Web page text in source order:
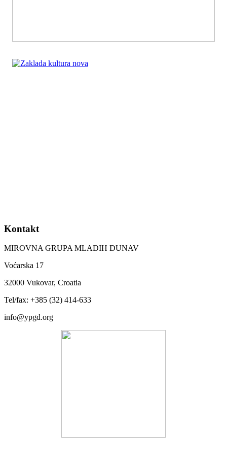
Kontakt
MIROVNA GRUPA MLADIH DUNAV
Voćarska 17
32000 Vukovar, Croatia
Tel/fax: +385 (32) 414-633
info@ypgd.org